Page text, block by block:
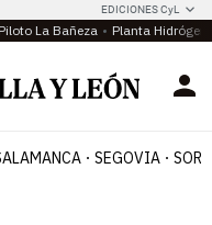
EDICIONES CyL
La Bañeza Planta
SEGOVIA